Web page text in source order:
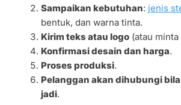
Sampaikan kebutuhan: jenis
bentuk, dan warna tinta.
Kirim teks atau logo (atau
Konfirmasi desain dan harga.
Proses produksi.
Pelanggan akan dihubungi
jadi.